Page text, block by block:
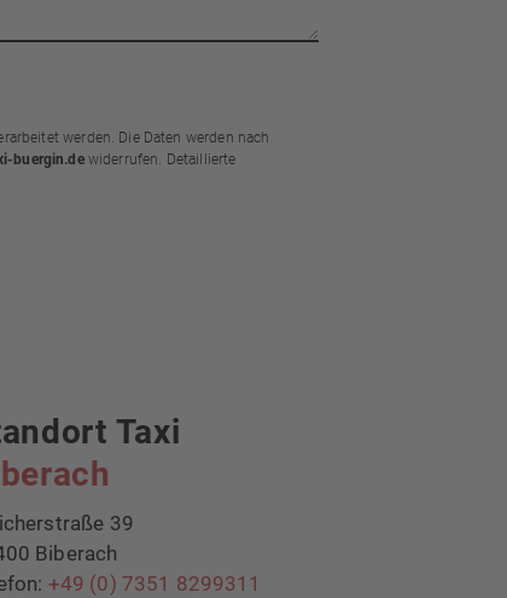
werden. Die Daten werden nach
buergin.dewiderrufen. Detaillierte
Taxi
39
Biberach
+49 (0) 7351 8299311